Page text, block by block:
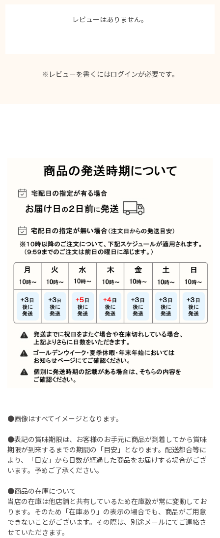
レビューはありません。
※レビューを書くにはログインが必要です。
●画像はすべてイメージとなります。
●表記の賞味期限は、お客様のお手元に商品が到着してから賞味
期限が到来するまでの期間の「目安」となります。配送都合等に
より、「目安」から日数が経過した商品をお届けする場合がござ
います。予めご了承ください。
●商品の在庫について
当店の在庫は他店舗と共有しているため在庫数が常に変動してお
ります。そのため「在庫あり」の表示の場合でも、商品がご用意
できないことがございます。その際は、別途メールにてご連絡さ
せていただきます。